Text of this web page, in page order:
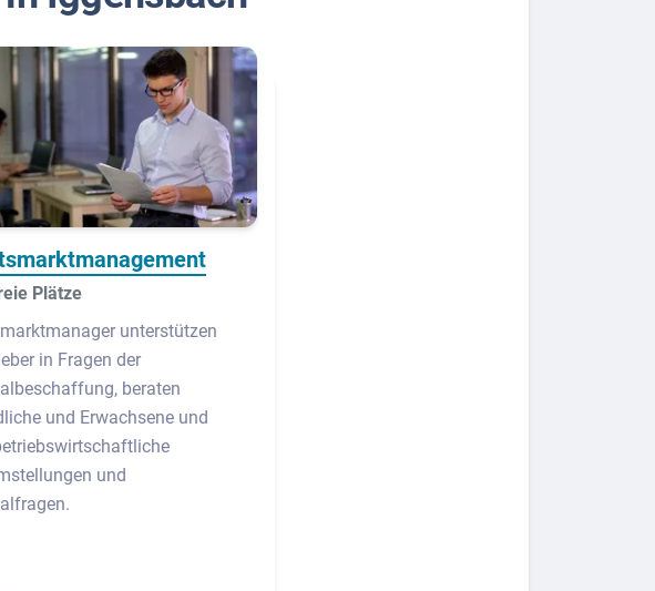
Plätze
unterstützen
in Fragen der
beraten
und Erwachsene und
und